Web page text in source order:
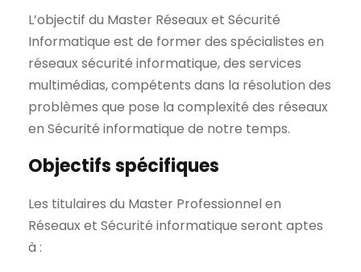
L’objectif du Master Réseaux et Sécurité
Informatique est de former des spécialistes en
réseaux sécurité informatique, des services
multimédias, compétents dans la résolution des
problèmes que pose la complexité des réseaux
en Sécurité informatique de notre temps.
Objectifs spécifiques
Les titulaires du Master Professionnel en
Réseaux et Sécurité informatique seront aptes
à :